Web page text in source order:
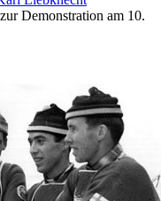
Demonstration am 10.